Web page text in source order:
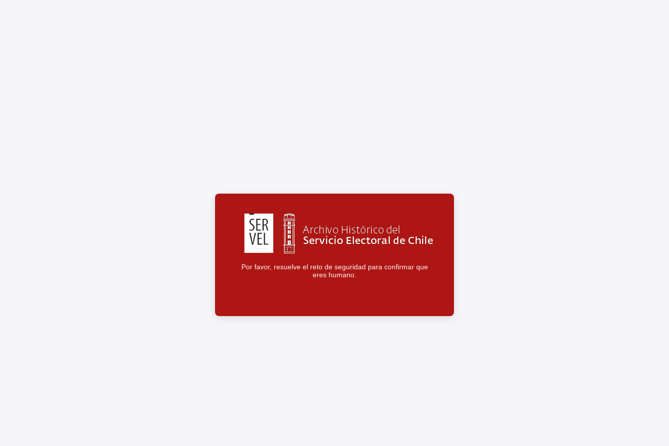
Por favor, resuelve el reto de seguridad para confirmar que
eres humano.